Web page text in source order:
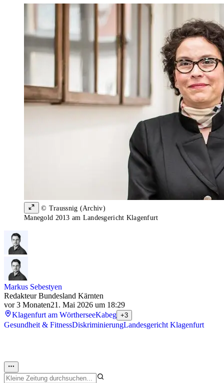
© Traussnig (Archiv)
Manegold 2013 am Landesgericht Klagenfurt
Markus Sebestyen
Redakteur Bundesland Kärnten
vor 3 Monaten21. Mai 2026 um 18:29
Klagenfurt am WörtherseeKabeg +3
Gesundheit & FitnessDiskriminierungLandesgericht Klagenfurt